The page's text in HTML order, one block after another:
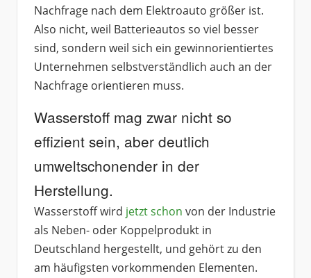
Nachfrage nach dem Elektroauto größer ist.
Also nicht, weil Batterieautos so viel besser
sind, sondern weil sich ein gewinnorientiertes
Unternehmen selbstverständlich auch an der
Nachfrage orientieren muss.
Wasserstoff mag zwar nicht so
effizient sein, aber deutlich
umweltschonender in der
Herstellung.
Wasserstoff wird jetzt schon von der Industrie
als Neben- oder Koppelprodukt in
Deutschland hergestellt, und gehört zu den
am häufigsten vorkommenden Elementen.